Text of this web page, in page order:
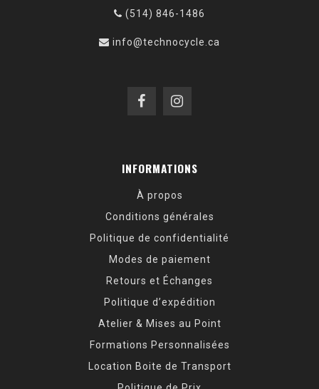
(514) 846-1486
info@technocycle.ca
INFORMATIONS
À propos
Conditions générales
Politique de confidentialité
Modes de paiement
Retours et Échanges
Politique d’expédition
Atelier & Mises au Point
Formations Personnalisées
Location Boite de Transport